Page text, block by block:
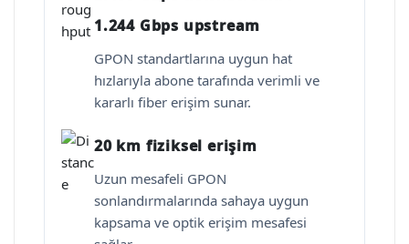
1.244 Gbps upstream
GPON standartlarına uygun hat
hızlarıyla abone tarafında verimli ve
kararlı fiber erişim sunar.
20 km fiziksel erişim
Uzun mesafeli GPON
sonlandırmalarında sahaya uygun
kapsama ve optik erişim mesafesi